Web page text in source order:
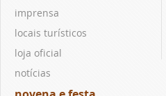
imprensa
locais turísticos
loja oficial
notícias